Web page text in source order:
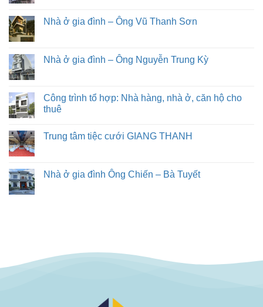
Nhà ở gia đình – Ông Vũ Thanh Sơn
Nhà ở gia đình – Ông Nguyễn Trung Kỳ
Công trình tổ hợp: Nhà hàng, nhà ở, căn hộ cho
thuê
Trung tâm tiệc cưới GIANG THANH
Nhà ở gia đình Ông Chiến – Bà Tuyết